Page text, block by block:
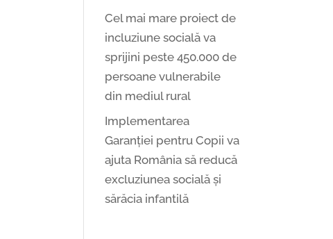
Cel mai mare proiect de
incluziune socială va
sprijini peste 450.000 de
persoane vulnerabile
din mediul rural
Implementarea
Garanției pentru Copii va
ajuta România să reducă
excluziunea socială și
sărăcia infantilă